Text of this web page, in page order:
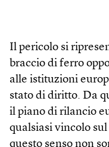
Il pericolo si
braccio di ferro
alle istituzioni
stato di diritto. Da
il piano di rilancio
qualsiasi vincolo
questo senso non